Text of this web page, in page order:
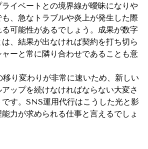
イベートとの境界線が曖昧になりや
、急なトラブルや炎上が発生した際
可能性があるでしょう。成果が数字
、結果が出なければ契約を打ち切ら
ーと常に隣り合わせであることも意
り変わりが非常に速いため、新しい
ップを続けなければならない大変さ
す。SNS運用代行はこうした光と影
力が求められる仕事と言えるでしょ